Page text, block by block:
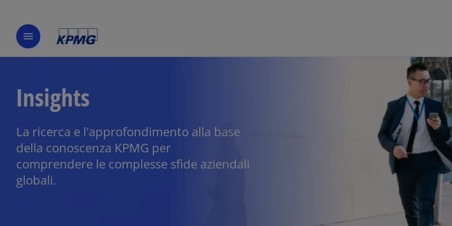
menu
Insights
La ricerca e l'approfondimento alla base
della conoscenza KPMG per
comprendere le complesse sfide aziendali
globali.